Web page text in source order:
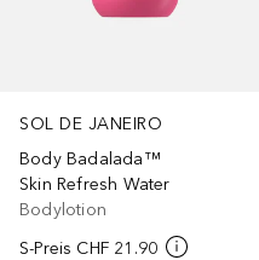
SOL DE JANEIRO
Body Badalada™
Skin Refresh Water
Bodylotion
S-Preis CHF 21.90